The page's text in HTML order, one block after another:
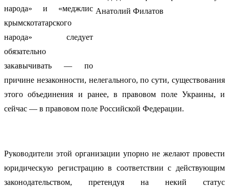
народа» и «меджлис
крымскотатарского
народа» следует
обязательно
закавычивать — по
причине незаконности, нелегального, по сути, существования
этого объединения и ранее, в правовом поле Украины, и
сейчас — в правовом поле Российской Федерации.
Руководители этой организации упорно не желают провести
юридическую регистрацию в соответствии с действующим
законодательством, претендуя на некий статус